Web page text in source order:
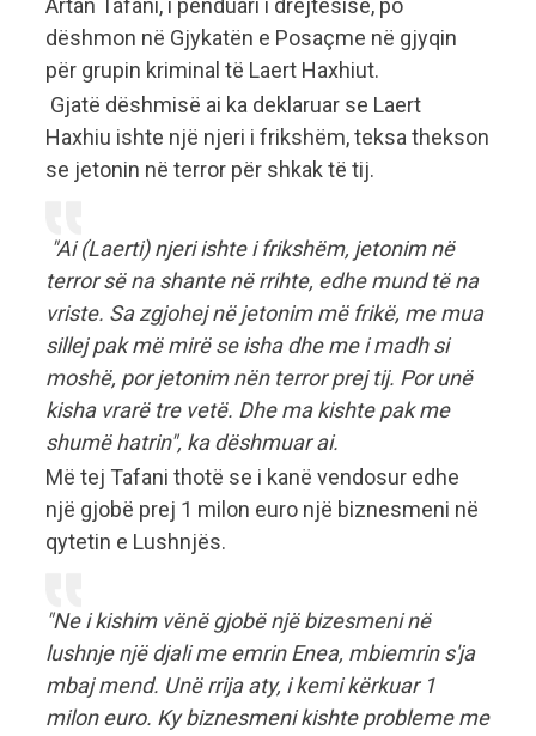
Artan Tafani, i penduari i drejtësisë, po
dëshmon në Gjykatën e Posaçme në gjyqin
për grupin kriminal të Laert Haxhiut.
Gjatë dëshmisë ai ka deklaruar se Laert
Haxhiu ishte një njeri i frikshëm, teksa thekson
se jetonin në terror për shkak të tij.
"Ai (Laerti) njeri ishte i frikshëm, jetonim në
terror së na shante në rrihte, edhe mund të na
vriste. Sa zgjohej në jetonim më frikë, me mua
sillej pak më mirë se isha dhe me i madh si
moshë, por jetonim nën terror prej tij. Por unë
kisha vrarë tre vetë. Dhe ma kishte pak me
shumë hatrin", ka dëshmuar ai.
Më tej Tafani thotë se i kanë vendosur edhe
një gjobë prej 1 milon euro një biznesmeni në
qytetin e Lushnjës.
"Ne i kishim vënë gjobë një bizesmeni në
lushnje një djali me emrin Enea, mbiemrin s'ja
mbaj mend. Unë rrija aty, i kemi kërkuar 1
milon euro. Ky biznesmeni kishte probleme me